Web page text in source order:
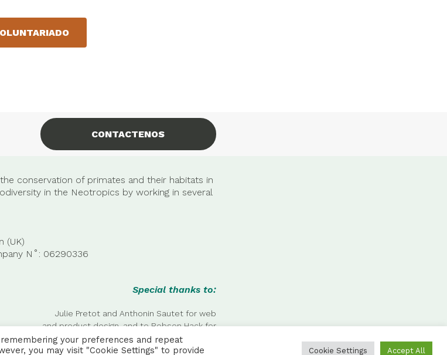
CONTACTENOS
conservation of primates and their habitats in
in the Neotropics by working in several
(UK)
N˚: 06290336
Special thanks to:
Julie Pretot and Anthonin Sautet for web
and product design, and to Robson Hack for
additional photos.
your preferences and repeat
you may visit "Cookie Settings" to provide
Cookie Settings Accept All